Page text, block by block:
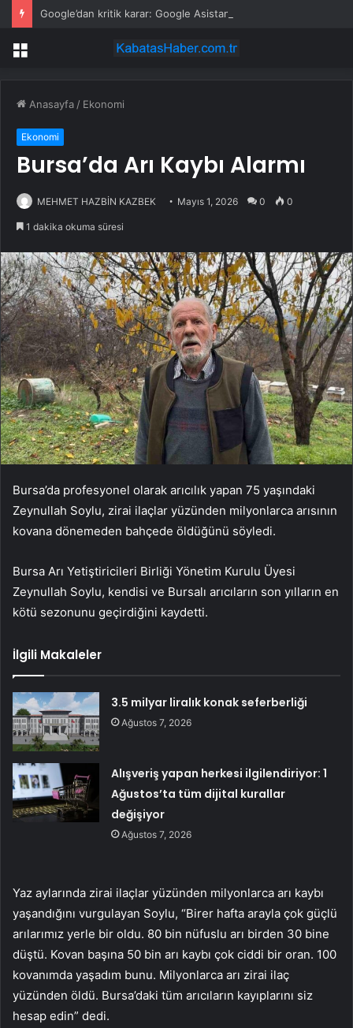
Menü
Anasayfa / Ekonomi
Ekonomi
Bursa’da Arı Kaybı Alarmı
MEHMET HAZBİN KAZBEK Mayıs 1, 2026 0 0
1 dakika okuma süresi
Bursa’da profesyonel olarak arıcılık yapan 75 yaşındaki
Zeynullah Soylu, zirai ilaçlar yüzünden milyonlarca arısının
kovana dönemeden bahçede öldüğünü söyledi.
Bursa Arı Yetiştiricileri Birliği Yönetim Kurulu Üyesi
Zeynullah Soylu, kendisi ve Bursalı arıcıların son yılların en
kötü sezonunu geçirdiğini kaydetti.
İlgili Makaleler
3.5 milyar liralık konak seferberliği
Ağustos 7, 2026
Alışveriş yapan herkesi ilgilendiriyor: 1
Ağustos’ta tüm dijital kurallar
değişiyor
Ağustos 7, 2026
Yaz aylarında zirai ilaçlar yüzünden milyonlarca arı kaybı
yaşandığını vurgulayan Soylu, “Birer hafta arayla çok güçlü
arılarımız yerle bir oldu. 80 bin nüfuslu arı birden 30 bine
düştü. Kovan başına 50 bin arı kaybı çok ciddi bir oran. 100
kovanımda yaşadım bunu. Milyonlarca arı zirai ilaç
yüzünden öldü. Bursa’daki tüm arıcıların kayıplarını siz
hesap edin” dedi.